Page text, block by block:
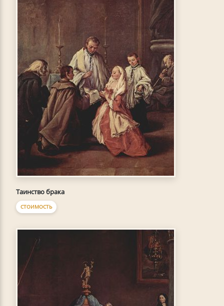
Таинство брака
СТОИМОСТЬ